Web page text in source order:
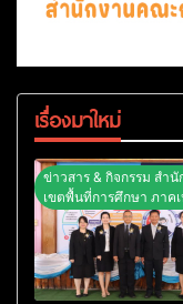
เรื่องมาใหม่
ข่าวสาร & กิจกรรม สำนั
เขตพื้นที่การศึกษา ภาค